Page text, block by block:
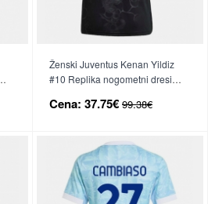
Ženski Juventus Kenan Yildiz
#10 Replika nogometni dresi
Cena: 37.75€ 99.38€